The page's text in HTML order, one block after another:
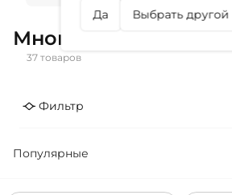
37 товаров
Фильтр
Популярные
Да Выбрать другой